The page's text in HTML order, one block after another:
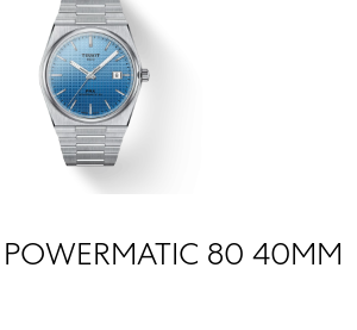
POWERMATIC 80 40MM